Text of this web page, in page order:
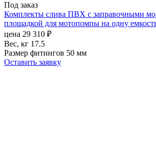
Под заказ
Комплекты слива ПВХ с заправочными
площадкой для мотопомпы на одну
цена 29 310 ₽
Вес, кг 17.5
Размер фитингов 50 мм
Оставить заявку